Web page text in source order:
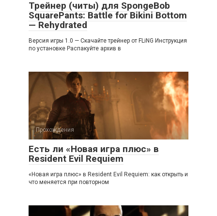
Трейнер (читы) для SpongeBob
SquarePants: Battle for Bikini Bottom
— Rehydrated
Версия игры 1.0 — Скачайте трейнер от FLiNG Инструкция
по установке Распакуйте архив в
Прохождения
Есть ли «Новая игра плюс» в
Resident Evil Requiem
«Новая игра плюс» в Resident Evil Requiem: как открыть и
что меняется при повторном